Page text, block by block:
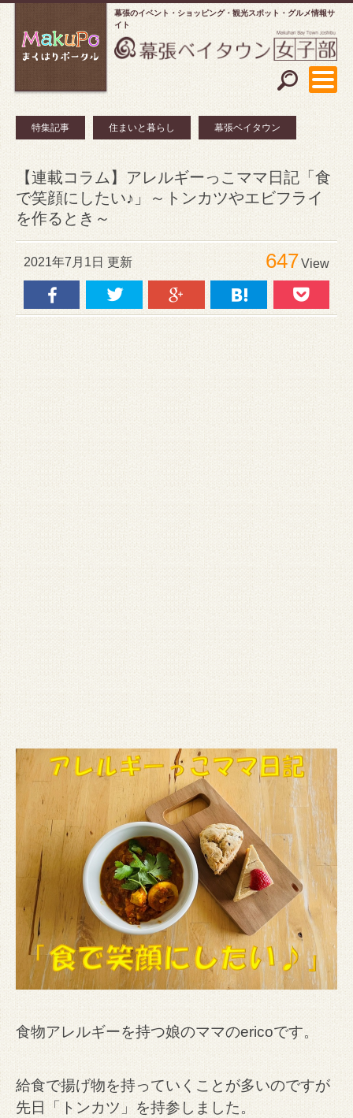
幕張のイベント・ショッピング
観光スポット・グルメ情報サ
イト
特集記事 住まいと暮らし 幕張ベイタウン
【連載コラム】アレルギーっこママ日記「食
で笑顔にしたい♪」～トンカツやエビフライ
を作るとき～
2021年7月1日 更新 647View
食物アレルギーを持つ娘のママのericoです。
給食で揚げ物を持っていくことが多いのですが
先日「トンカツ」を持参しました。